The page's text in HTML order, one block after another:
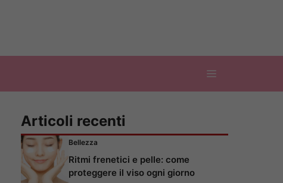
Articoli recenti
Bellezza
Ritmi frenetici e pelle: come
proteggere il viso ogni giorno